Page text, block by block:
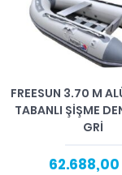
FREESUN 3.70 M
TABANLI ŞIŞME
GRI
62.688,00